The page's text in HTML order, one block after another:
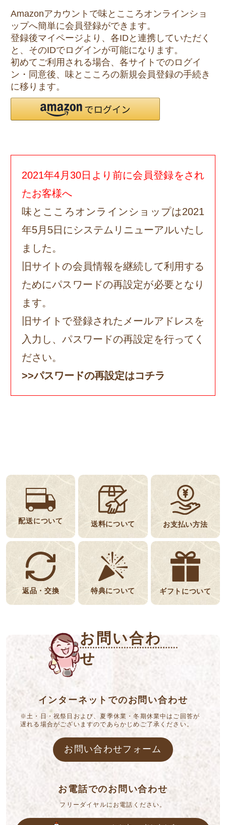
Amazonアカウントで味とこころオンラインショ
ップへ簡単に会員登録ができます。
登録後マイページより、各IDと連携していただく
と、そのIDでログインが可能になります。
初めてご利用される場合、各サイトでのログイ
ン・同意後、味とこころの新規会員登録の手続き
に移ります。
2021年4月30日より前に会員登録をされ
たお客様へ
味とこころオンラインショップは2021
年5月5日にシステムリニューアルいたし
ました。
旧サイトの会員情報を継続して利用する
ためにパスワードの再設定が必要となり
ます。
旧サイトで登録されたメールアドレスを
入力し、パスワードの再設定を行ってく
ださい。
>>パスワードの再設定はコチラ
配送について 送料について お支払い方法
返品・交換 特典について ギフトについて
お問い合わ
せ
インターネットでのお問い合わせ
※土・日・祝祭日および、夏季休業・冬期休業中はご回答が
遅れる場合がございますのであらかじめご了承ください。
お問い合わせフォーム
お電話でのお問い合わせ
フリーダイヤルにお電話ください。